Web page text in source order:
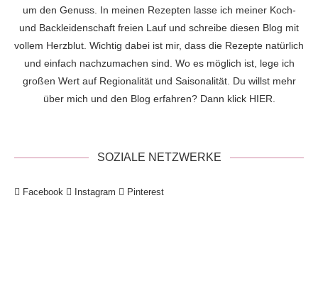
um den Genuss. In meinen Rezepten lasse ich meiner Koch-
und Backleidenschaft freien Lauf und schreibe diesen Blog mit
vollem Herzblut. Wichtig dabei ist mir, dass die Rezepte natürlich
und einfach nachzumachen sind. Wo es möglich ist, lege ich
großen Wert auf Regionalität und Saisonalität. Du willst mehr
über mich und den Blog erfahren? Dann klick HIER
SOZIALE NETZWERKE
Facebook Instagram Pinterest